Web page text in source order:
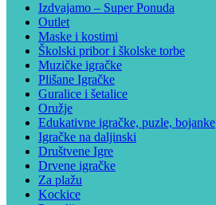
Izdvajamo – Super Ponuda
Outlet
Maske i kostimi
Školski pribor i školske torbe
Muzičke igračke
Plišane Igračke
Guralice i šetalice
Oružje
Edukativne igračke, puzle, bojanke
Igračke na daljinski
Društvene Igre
Drvene igračke
Za plažu
Kockice